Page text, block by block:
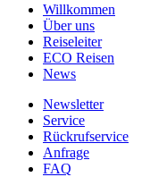
Willkommen
Über uns
Reiseleiter
ECO Reisen
News
Newsletter
Service
Rückrufservice
Anfrage
FAQ